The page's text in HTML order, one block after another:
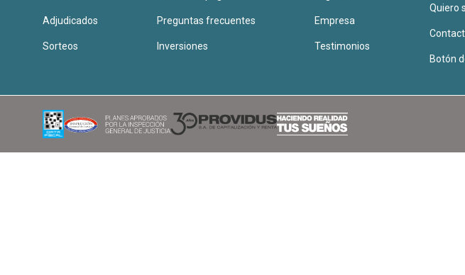
Adjudicados
Sorteos
Preguntas frecuentes
Inversiones
Empresa
Testimonios
Quiero
Botón